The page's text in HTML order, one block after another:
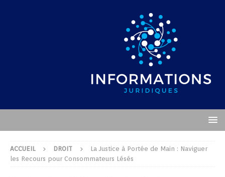
ACCUEIL DROIT
La Justice à Portée de Main : Naviguer
les Recours pour Consommateurs Lésés